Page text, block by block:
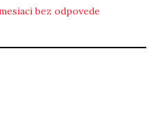
bez odpovede